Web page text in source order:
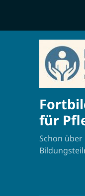
für
Schon über